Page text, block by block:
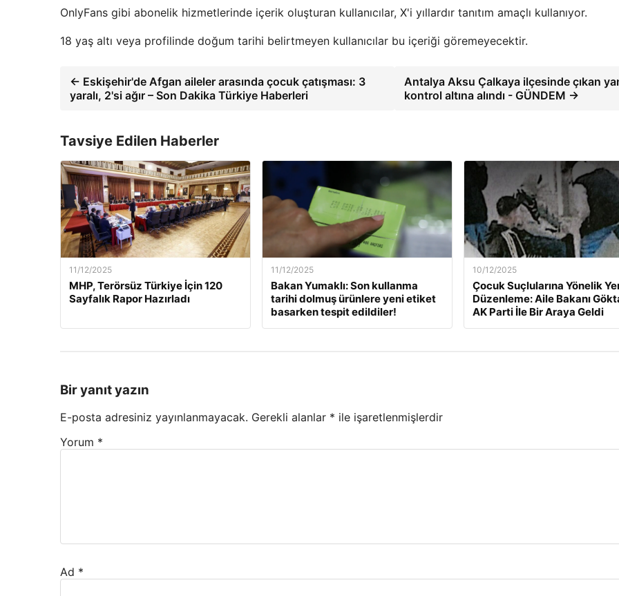
OnlyFans gibi abonelik hizmetlerinde içerik oluşturan kullanıcılar, X'i yıllardır tanıtım amaçlı kullanıyor.
18 yaş altı veya profilinde doğum tarihi belirtmeyen kullanıcılar bu içeriği göremeyecektir.
← Eskişehir'de Afgan aileler arasında çocuk çatışması: 3
yaralı, 2'si ağır – Son Dakika Türkiye Haberleri
Antalya Aksu Çalkaya ilçesinde çıkan
kontrol altına alındı ​​- GÜNDEM →
Tavsiye Edilen Haberler
11/12/2025
MHP, Terörsüz Türkiye İçin 120
Sayfalık Rapor Hazırladı
11/12/2025
Bakan Yumaklı: Son kullanma
tarihi dolmuş ürünlere yeni etiket
basarken tespit edildiler!
10/12/2025
Çocuk Suçlularına Yönelik
Düzenleme: Aile Bakanı
AK Parti İle Bir Araya Geldi
Bir yanıt yazın
E-posta adresiniz yayınlanmayacak. Gerekli alanlar * ile işaretlenmişlerdir
Yorum *
Ad *